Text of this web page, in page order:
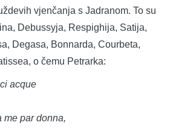
vjenčanja s Jadranom. To su
Debussyja, Respighija, Satija,
Degasa, Bonnarda, Courbeta,
o čemu Petrarka:
acque
me par donna,